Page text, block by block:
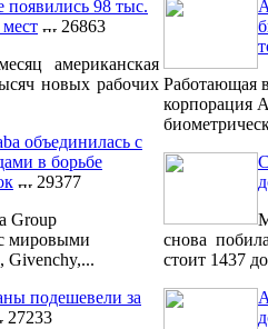
98 тыс.
26863
американская
новых рабочих
объединилась с
в борьбе
29377
Group
мировыми
Givenchy,...
подешевели за
27233
Работающая
корпорация
снова
стоит 1437